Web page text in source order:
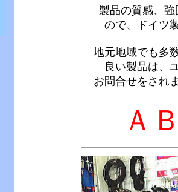
製品の質感、
ので、ドイツ
地元地域でも多
良い製品は、
お問合せをされ
Ａ